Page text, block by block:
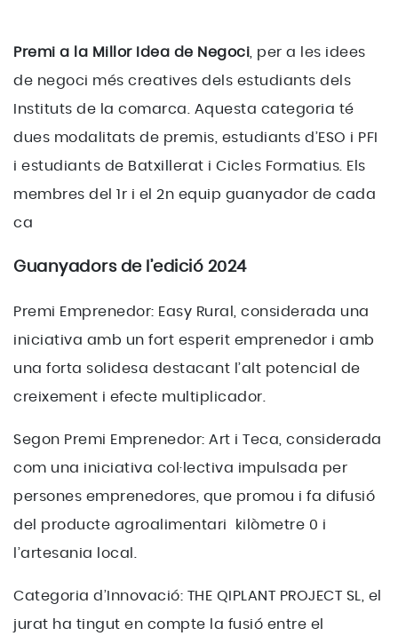
Premi a la Millor Idea de Negoci , per a les idees
de negoci més creatives dels estudiants dels
Instituts de la comarca. Aquesta categoria té
dues modalitats de premis, estudiants d’ESO i PFI
i estudiants de Batxillerat i Cicles Formatius. Els
membres del 1r i el 2n equip guanyador de cada
ca
Guanyadors de l’edició 2024
Premi Emprenedor: Easy Rural, considerada una
iniciativa amb un fort esperit emprenedor i amb
una forta solidesa destacant l’alt potencial de
creixement i efecte multiplicador.
Segon Premi Emprenedor: Art i Teca, considerada
com una iniciativa col·lectiva impulsada per
persones emprenedores, que promou i fa difusió
del producte agroalimentari kilòmetre 0 i
l’artesania local.
Categoria d’Innovació: THE QIPLANT PROJECT SL, el
jurat ha tingut en compte la fusió entre el